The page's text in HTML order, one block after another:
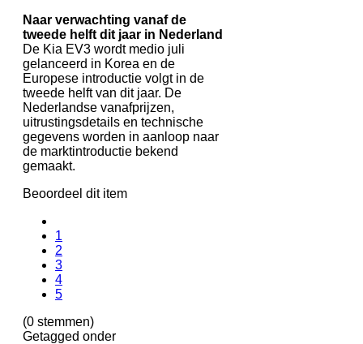
Naar verwachting vanaf de
tweede helft dit jaar in Nederland
De Kia EV3 wordt medio juli
gelanceerd in Korea en de
Europese introductie volgt in de
tweede helft van dit jaar. De
Nederlandse vanafprijzen,
uitrustingsdetails en technische
gegevens worden in aanloop naar
de marktintroductie bekend
gemaakt.
Beoordeel dit item
1
2
3
4
5
(0 stemmen)
Getagged onder